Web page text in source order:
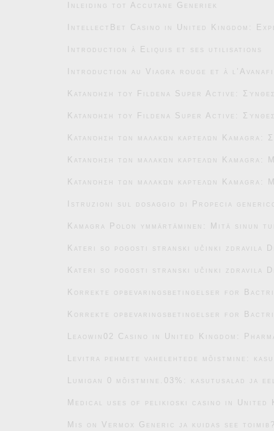
Inleiding tot Accutane Generiek
IntellectBet Casino in United Kingdom:
Introduction à Eliquis et ses utilisations
Introduction au Viagra rouge et à
Κατανόηση του Fildena Super Active:
Κατανόηση του Fildena Super Active:
Κατανόηση των μαλακών καρτελών Kamagra:
Κατανόηση των μαλακών καρτελών Kamagra:
Κατανόηση των μαλακών καρτελών Kamagra:
Istruzioni sul dosaggio di Propecia
Kamagra Polon ymmärtäminen: Mitä sinun
Kateri so pogosti stranski učinki zdravila
Kateri so pogosti stranski učinki zdravila
Korrekte opbevaringsbetingelser for
Korrekte opbevaringsbetingelser for
Leaowin02 Casino in United Kingdom:
Levitra pehmete vahelehtede mõistmine:
Lumigan 0 mõistmine.03%: kasutusalad ja
Medical uses of pelikioski casino in United
Mis on Vermox Generic ja kuidas see